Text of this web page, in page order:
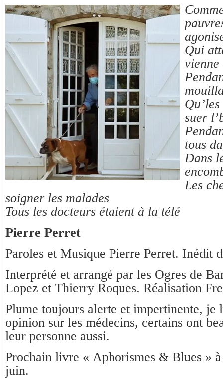
Qui
vienne
suer
tous
Dans
Les
soigner les malades
Tous les docteurs étaient à la télé
Pierre Perret
Paroles et Musique Pierre Perret. Inédit
Interprété et arrangé par les Ogres de
Lopez et Thierry Roques. Réalisation
Plume toujours alerte et impertinente, je
opinion sur les médecins, certains ont
leur personne aussi.
Prochain livre « Aphorismes & Blues »
juin.